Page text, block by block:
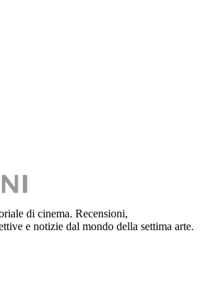
di cinema. Recensioni,
e notizie dal mondo della settima arte.